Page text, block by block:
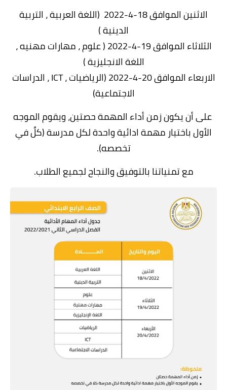
الاثنين الموافق 18-4-2022 (اللغة العربية ، التربية
الدينية )
الثلاثاء الموافق 19-4-2022 ( علوم ، مهارات مهنيه ،
اللغة الانجليزية )
الاربعاء الموافق 20-4-2022 (الرياضيات ، ICT ، الدراسات
الاجتماعية)
على أن يكون زمن أداء المهمة حصتين، ويقوم الموجه
الأول باختيار مهمة ادائية واحدة لكل مدرسة (كلٌ في
تخصصه).
مع تمنياتنا بالتوفيق والنجاح لجميع الطلاب.